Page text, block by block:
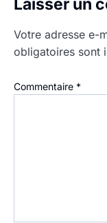
Laisser un
Votre adresse e-
obligatoires sont
Commentaire *